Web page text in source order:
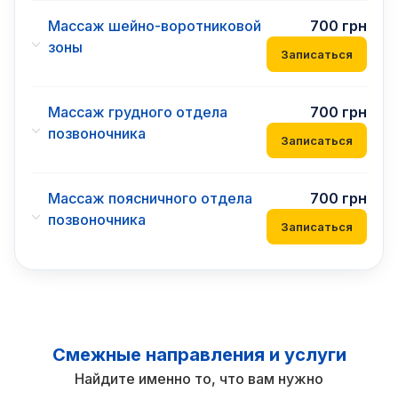
Массаж шейно-воротниковой
зоны
700 грн
Записаться
Массаж грудного отдела
позвоночника
700 грн
Записаться
Массаж поясничного отдела
позвоночника
700 грн
Записаться
Смежные направления и услуги
Найдите именно то, что вам нужно